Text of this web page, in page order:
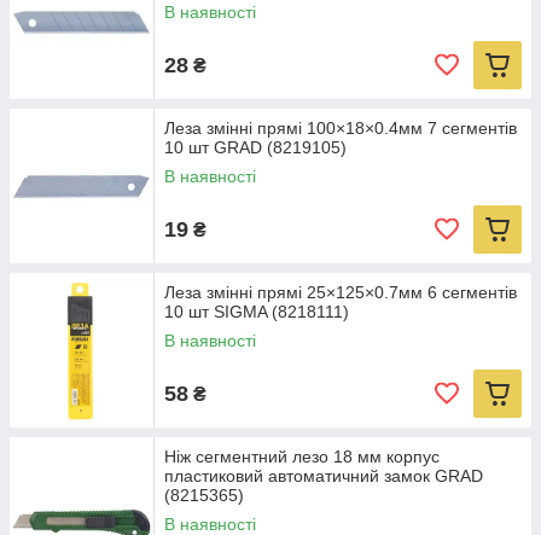
В наявності
28 ₴
Леза змінні прямі 100×18×0.4мм 7 сегментів
10 шт GRAD (8219105)
В наявності
19 ₴
Леза змінні прямі 25×125×0.7мм 6 сегментів
10 шт SIGMA (8218111)
В наявності
58 ₴
Ніж сегментний лезо 18 мм корпус
пластиковий автоматичний замок GRAD
(8215365)
В наявності